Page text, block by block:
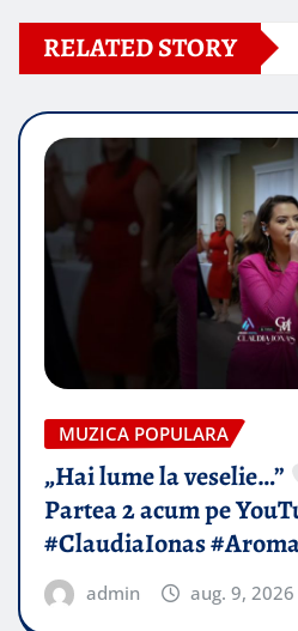
RELATED STORY
MUZICA POPULARA
„Hai lume la veselie…”
Partea 2 acum pe
#ClaudiaIonas
admin aug. 9, 2026